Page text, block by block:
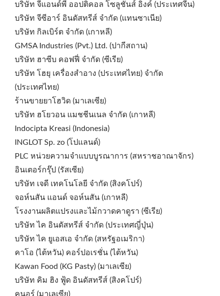
บริษัท จีแอนด์พี ออปติคอล โซลูชั่นส์ อิงค์ (ประเทศจีน)
บริษัท จีซีอาร์ อินดัสทรีส์ จำกัด (แทนซาเนีย)
บริษัท กิลเบิร์ต จำกัด (เกาหลี)
GMSA Industries (Pvt.) Ltd. (ปากีสถาน)
บริษัท ฮาซีบ คอฟฟี่ จำกัด (ซีเรีย)
บริษัท โฮยุ เครื่องสำอาง (ประเทศไทย) จำกัด
(ประเทศไทย)
ร้านขายยาโฮวิด (มาเลเซีย)
บริษัท ฮโยวอน แมชชีนเนล จำกัด (เกาหลี)
Indocipta Kreasi (Indonesia)
INGLOT Sp. zo (โปแลนด์)
PLC หน่วยความจำแบบบูรณาการ (สหราชอาณาจักร)
อินเตอร์กรุ๊ป (รัสเซีย)
บริษัท เจดี เทคโนโลยี จำกัด (สิงคโปร์)
จอห์นสัน แอนด์ จอห์นสัน (เกาหลี)
โรงงานผลิตแปรงและไม้กวาดคาดูรา (ซีเรีย)
บริษัท ไค อินดัสทรีส์ จำกัด (ประเทศญี่ปุ่น)
บริษัท ไค ยูเอสเอ จำกัด (สหรัฐอเมริกา)
คาโอ (ไต้หวัน) คอร์ปอเรชั่น (ไต้หวัน)
Kawan Food (KG Pasty) (มาเลเซีย)
บริษัท คิม ฮิง ฟู้ด อินดัสทรีส์ (สิงคโปร์)
คนอร์ (มาเลเซีย)